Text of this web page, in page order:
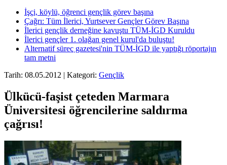
İşçi, köylü, öğrenci gençlik görev başına
Çağrı: Tüm İlerici, Yurtsever Gençler Görev Başına
İlerici gençlik derneğine kavuştu TÜM-İGD Kuruldu
İlerici gençler 1. olağan genel kurul'da buluştu!
Alternatif süreç gazetesi'nin TÜM-İGD ile yaptığı röportajın
tam metni
Tarih: 08.05.2012 | Kategori: Gençlik
Ülkücü-faşist çeteden Marmara
Üniversitesi öğrencilerine saldırma
çağrısı!